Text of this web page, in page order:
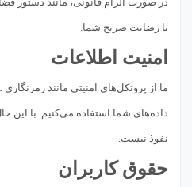
با رضایت صریح شما.
امنیت اطلاعات
داده‌های شما استفاده می‌کنیم. با این
نفوذ نیست.
حقوق کاربران